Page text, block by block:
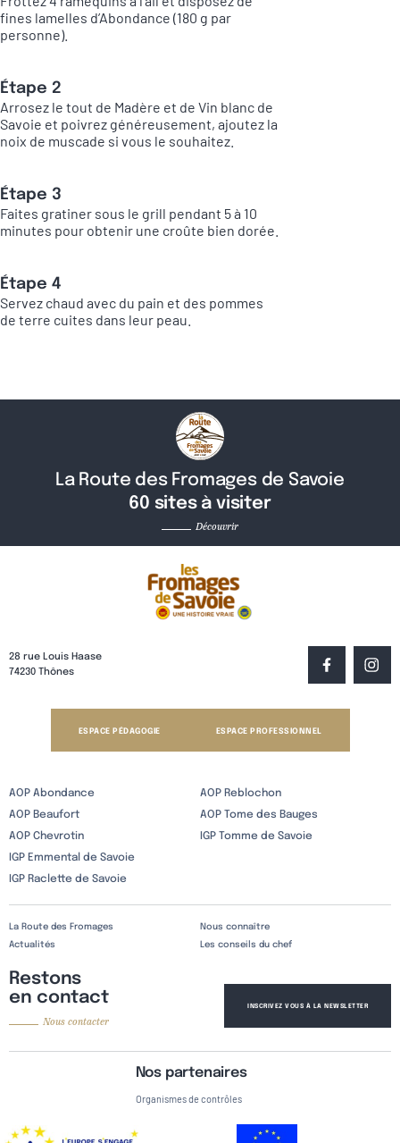
fines lamelles d’Abondance (180 g par
personne).
Étape 2
Arrosez le tout de Madère et de Vin blanc de
Savoie et poivrez généreusement, ajoutez la
noix de muscade si vous le souhaitez.
Étape 3
Faites gratiner sous le grill pendant 5 à 10
minutes pour obtenir une croûte bien dorée.
Étape 4
Servez chaud avec du pain et des pommes
de terre cuites dans leur peau.
La Route des Fromages de Savoie
60 sites à visiter
Découvrir
28 rue Louis Haase
74230 Thônes
ESPACE PÉDAGOGIE ESPACE PROFESSIONNEL
AOP Abondance
AOP Beaufort
AOP Chevrotin
IGP Emmental de Savoie
IGP Raclette de Savoie
AOP Reblochon
AOP Tome des Bauges
IGP Tomme de Savoie
La Route des Fromages
Nous connaître
Actualités
Les conseils du chef
Restons
en contact
Nous contacter
INSCRIVEZ VOUS À LA NEWSLETTER
Nos partenaires
Organismes de contrôles